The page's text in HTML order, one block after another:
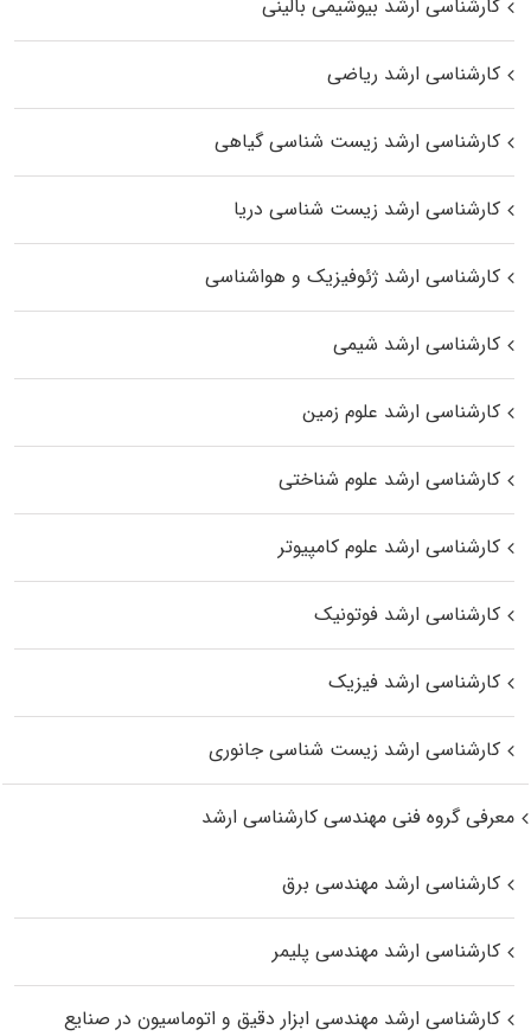
کارشناسی ارشد بیوشیمی بالینی
کارشناسی ارشد ریاضی
کارشناسی ارشد زیست‌ شناسی گیاهی
کارشناسی ارشد زیست‌ شناسی دریا
کارشناسی ارشد ژئوفیزیک و هواشناسی
کارشناسی ارشد شیمی
کارشناسی ارشد علوم زمین
کارشناسی ارشد علوم شناختی
کارشناسی ارشد علوم کامپیوتر
کارشناسی ارشد فوتونیک
کارشناسی ارشد فیزیک
کارشناسی ارشد زیست‌ شناسی جانوری
معرفی گروه فنی مهندسی کارشناسی ارشد
کارشناسی ارشد مهندسی برق
کارشناسی ارشد مهندسی پلیمر
کارشناسی ارشد مهندسی ابزار دقیق و اتوماسیون در صنایع